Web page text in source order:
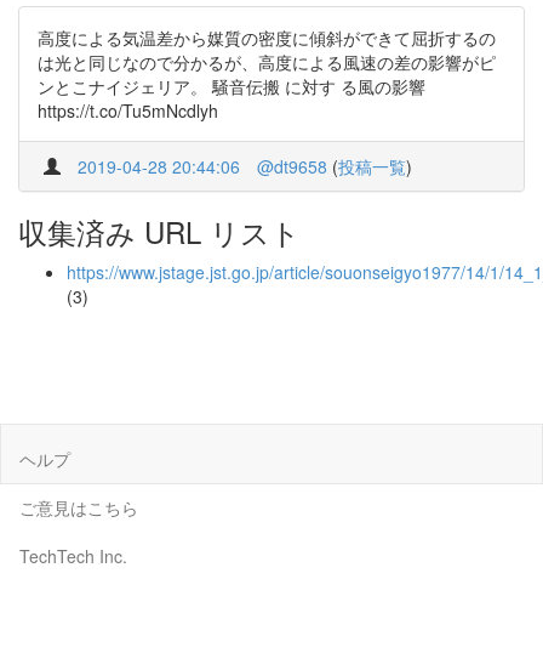
高度による気温差から媒質の密度に傾斜ができて屈折するの
は光と同じなので分かるが、高度による風速の差の影響がピ
ンとこナイジェリア。 騒音伝搬 に対す る風の影響
https://t.co/Tu5mNcdlyh
2019-04-28 20:44:06 @dt9658 (投稿一覧)
収集済み URL リスト
https://www.jstage.jst.go.jp/article/souonseigyo1977/14/1/
(3)
ヘルプ
ご意見はこちら
TechTech Inc.